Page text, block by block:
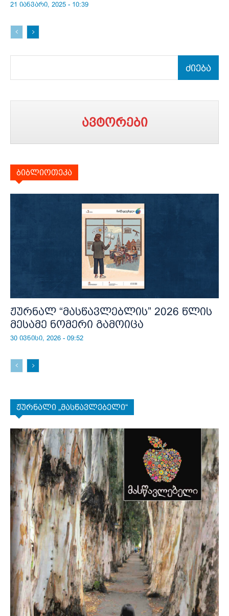
21 იანვარი, 2025 - 10:39
ძიება
ავტორები
ბიბლიოთეკა
ჟურნალ “მასწავლებლის” 2026 წლის
მესამე ნომერი გამოიცა
30 ივნისი, 2026 - 09:52
ჟურნალი „მასწავლებელი“